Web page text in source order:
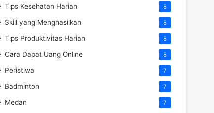
Tips Kesehatan Harian 8
Skill yang Menghasilkan 8
Tips Produktivitas Harian 8
Cara Dapat Uang Online 8
Peristiwa 7
Badminton 7
Medan 7